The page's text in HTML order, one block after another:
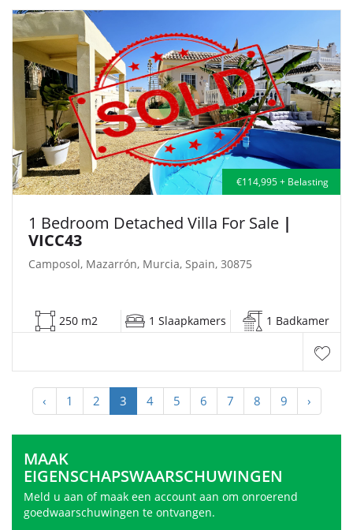
€114,995 + Belasting
1 Bedroom Detached Villa For Sale |
VICC43
Camposol, Mazarrón, Murcia, Spain, 30875
250 m2 1 Slaapkamers 1 Badkamer
‹ 1 2 3 4 5 6 7 8 9 ›
MAAK
EIGENSCHAPSWAARSCHUWINGEN
Meld u aan of maak een account aan om onroerend
goedwaarschuwingen te ontvangen.